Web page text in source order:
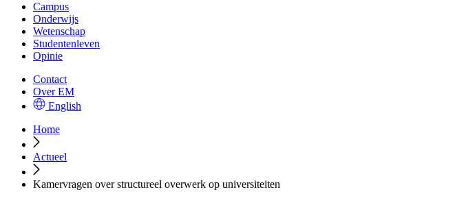
Campus
Onderwijs
Wetenschap
Studentenleven
Opinie
Contact
Over EM
English
Home
Actueel
Kamervragen over structureel overwerk op universiteiten